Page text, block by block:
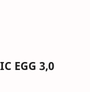
EGG 3,0